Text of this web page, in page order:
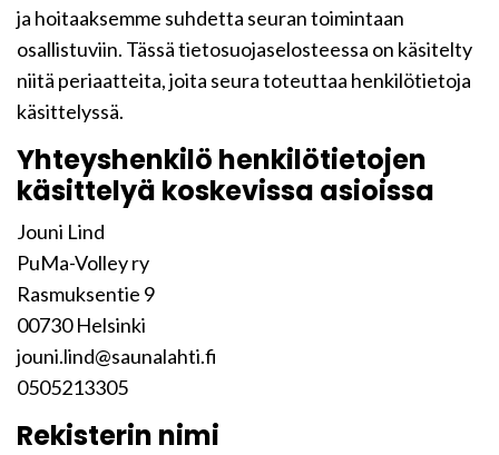
ja hoitaaksemme suhdetta seuran toimintaan
osallistuviin. Tässä tietosuojaselosteessa on käsitelty
niitä periaatteita, joita seura toteuttaa henkilötietoja
käsittelyssä.
Yhteyshenkilö henkilötietojen
käsittelyä koskevissa asioissa
Jouni Lind
PuMa-Volley ry
Rasmuksentie 9
00730 Helsinki
jouni.lind@saunalahti.fi
0505213305
Rekisterin nimi